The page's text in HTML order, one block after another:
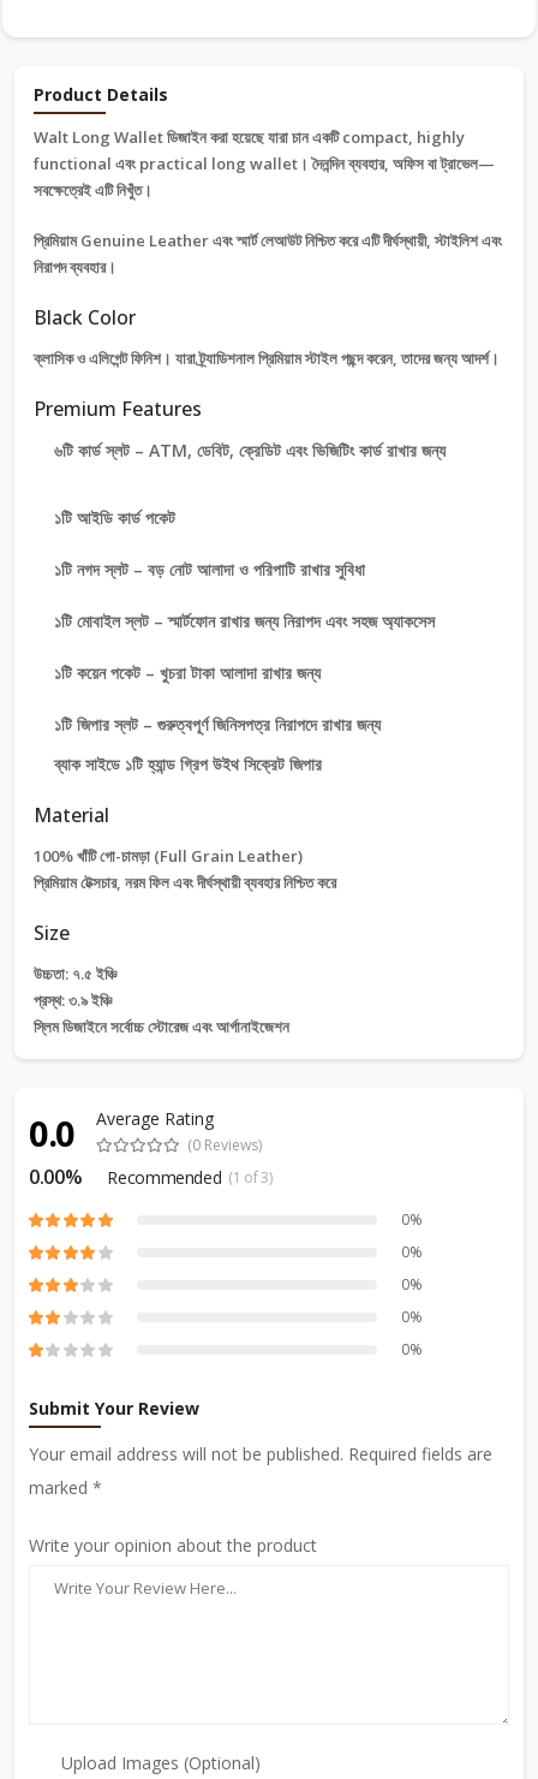
Product Details
Walt Long Wallet ডিজাইন করা হয়েছে যারা চান একটি compact, highly
functional এবং practical long wallet। দৈনন্দিন ব্যবহার, অফিস বা ট্রাভেল—
সবক্ষেত্রেই এটি নিখুঁত।
প্রিমিয়াম Genuine Leather এবং স্মার্ট লেআউট নিশ্চিত করে এটি দীর্ঘস্থায়ী, স্টাইলিশ এবং
নিরাপদ ব্যবহার।
Black Color
ক্লাসিক ও এলিগেন্ট ফিনিশ। যারা ট্র্যাডিশনাল প্রিমিয়াম স্টাইল পছন্দ করেন, তাদের জন্য আদর্শ।
Premium Features
৬টি কার্ড স্লট – ATM, ডেবিট, ক্রেডিট এবং ভিজিটিং কার্ড রাখার জন্য
১টি আইডি কার্ড পকেট
১টি নগদ স্লট – বড় নোট আলাদা ও পরিপাটি রাখার সুবিধা
১টি মোবাইল স্লট – স্মার্টফোন রাখার জন্য নিরাপদ এবং সহজ অ্যাকসেস
১টি কয়েন পকেট – খুচরা টাকা আলাদা রাখার জন্য
১টি জিপার স্লট – গুরুত্বপূর্ণ জিনিসপত্র নিরাপদে রাখার জন্য
ব্যাক সাইডে ১টি হ্যান্ড গ্রিপ উইথ সিক্রেট জিপার
Material
100% খাঁটি গো-চামড়া (Full Grain Leather)
প্রিমিয়াম টেক্সচার, নরম ফিল এবং দীর্ঘস্থায়ী ব্যবহার নিশ্চিত করে
Size
উচ্চতা: ৭.৫ ইঞ্চি
প্রস্থ: ৩.৯ ইঞ্চি
স্লিম ডিজাইনে সর্বোচ্চ স্টোরেজ এবং আর্গানাইজেশন
0.0 Average Rating
(0 Reviews)
0.00% Recommended (1 of 3)
0%
0%
0%
0%
0%
Submit Your Review
Your email address will not be published. Required fields are
marked *
Write your opinion about the product
Upload Images (Optional)